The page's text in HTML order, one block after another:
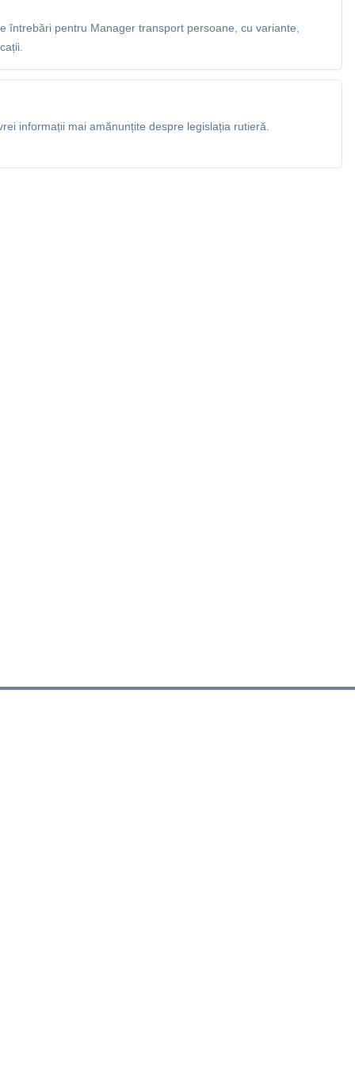
întrebări pentru Manager transport persoane, cu variante,
informații mai amănunțite despre legislația rutieră.